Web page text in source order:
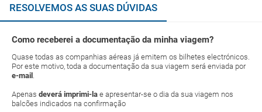
RESOLVEMOS AS SUAS DÚVIDAS
Como receberei a documentação da minha viagem?
Quase todas as companhias aéreas já emitem os bilhetes electrónicos.
Por este motivo, toda a documentação da sua viagem será enviada por
e-mail .
Apenas deverá imprimi-la e apresentar-se o dia da sua viagem nos
balcões indicados na confirmação